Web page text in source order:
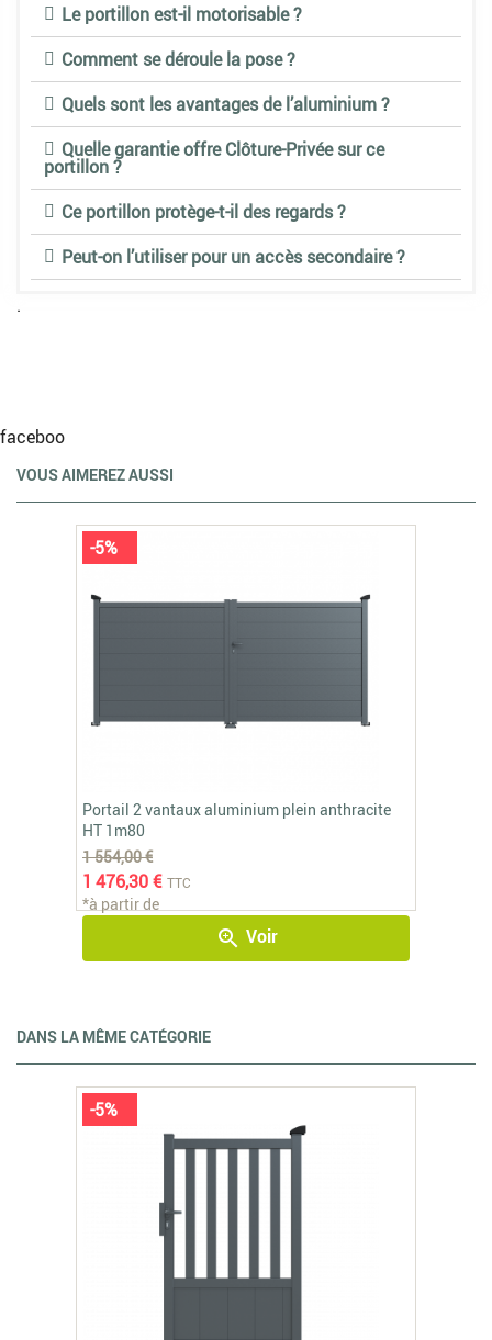
Le portillon est-il motorisable ?
Comment se déroule la pose ?
Quels sont les avantages de l’aluminium ?
Quelle garantie offre Clôture-Privée sur ce
portillon ?
Ce portillon protège-t-il des regards ?
Peut-on l’utiliser pour un accès secondaire ?
.
faceboo
VOUS AIMEREZ AUSSI
Portail 2 vantaux aluminium plein anthracite
HT 1m80
1 554,00 €
1 476,30 € TTC
*à partir de
zoom_in Voir
-5%
DANS LA MÊME CATÉGORIE
-5%